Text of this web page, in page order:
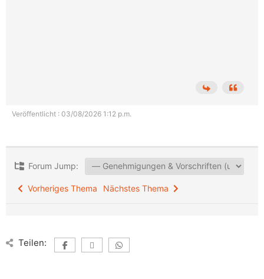
Veröffentlicht : 03/08/2026 1:12 p.m.
Forum Jump:
Vorheriges Thema Nächstes Thema
Teilen: